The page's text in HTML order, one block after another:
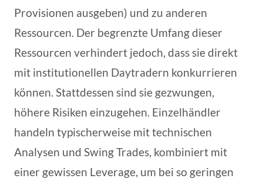
Provisionen ausgeben) und zu anderen
Ressourcen. Der begrenzte Umfang dieser
Ressourcen verhindert jedoch, dass sie direkt
mit institutionellen Daytradern konkurrieren
können. Stattdessen sind sie gezwungen,
höhere Risiken einzugehen. Einzelhändler
handeln typischerweise mit technischen
Analysen und Swing Trades, kombiniert mit
einer gewissen Leverage, um bei so geringen